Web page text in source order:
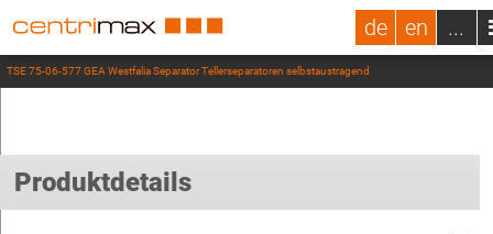
de en ...
TSE 75-06-577 GEA Westfalia Separator Tellerseparatoren selbstaustragend
Produktdetails